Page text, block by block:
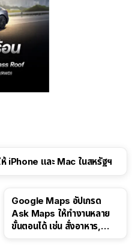
iPhone และ Mac ในสหรัฐฯ
Google Maps อัปเกรด
Ask Maps ให้ทำงานหลาย
ขั้นตอนได้ เช่น สั่งอาหาร,